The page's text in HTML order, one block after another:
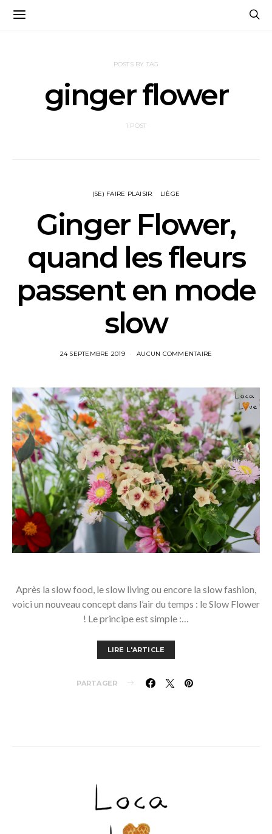
POSTS BY TAG
ginger flower
1 POST
(SE) FAIRE PLAISIR LIÈGE
Ginger Flower,
quand les fleurs
passent en mode
slow
24 SEPTEMBRE 2019 AUCUN COMMENTAIRE
Après la slow food, le slow living ou encore la slow fashion,
voici un nouveau concept dans l’air du temps : le Slow Flower
! Le principe est simple :…
LIRE L'ARTICLE
PARTAGER